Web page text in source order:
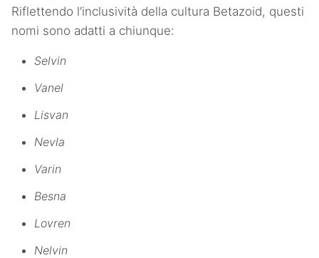
Riflettendo l’inclusività della cultura Betazoid, questi
nomi sono adatti a chiunque:
Selvin
Vanel
Lisvan
Nevla
Varin
Besna
Lovren
Nelvin